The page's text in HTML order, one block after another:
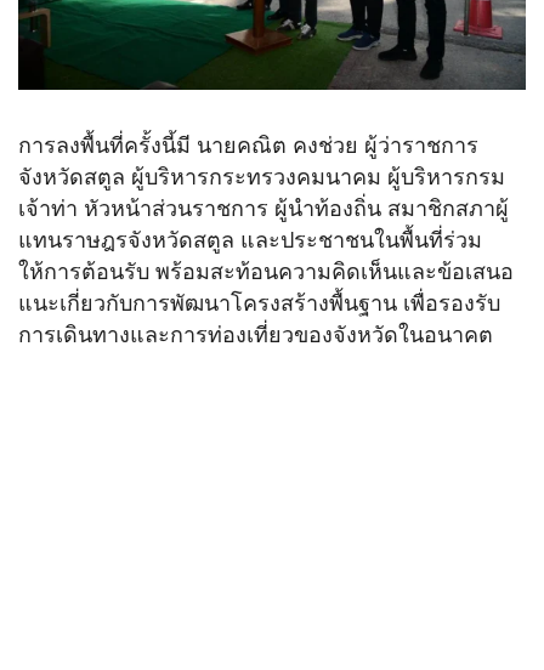
การลงพื้นที่ครั้งนี้มี นายคณิต คงช่วย ผู้ว่าราชการ
จังหวัดสตูล ผู้บริหารกระทรวงคมนาคม ผู้บริหารกรม
เจ้าท่า หัวหน้าส่วนราชการ ผู้นำท้องถิ่น สมาชิกสภาผู้
แทนราษฎรจังหวัดสตูล และประชาชนในพื้นที่ร่วม
ให้การต้อนรับ พร้อมสะท้อนความคิดเห็นและข้อเสนอ
แนะเกี่ยวกับการพัฒนาโครงสร้างพื้นฐาน เพื่อรองรับ
การเดินทางและการท่องเที่ยวของจังหวัดในอนาคต